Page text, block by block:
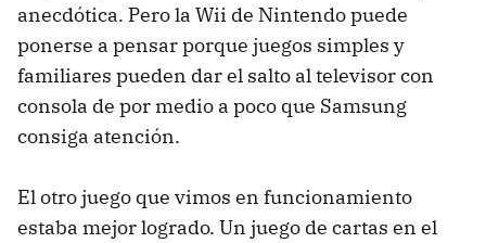
anecdótica. Pero la Wii de Nintendo puede
ponerse a pensar porque juegos simples y
familiares pueden dar el salto al televisor con
consola de por medio a poco que Samsung
consiga atención.
El otro juego que vimos en funcionamiento
estaba mejor logrado. Un juego de cartas en el